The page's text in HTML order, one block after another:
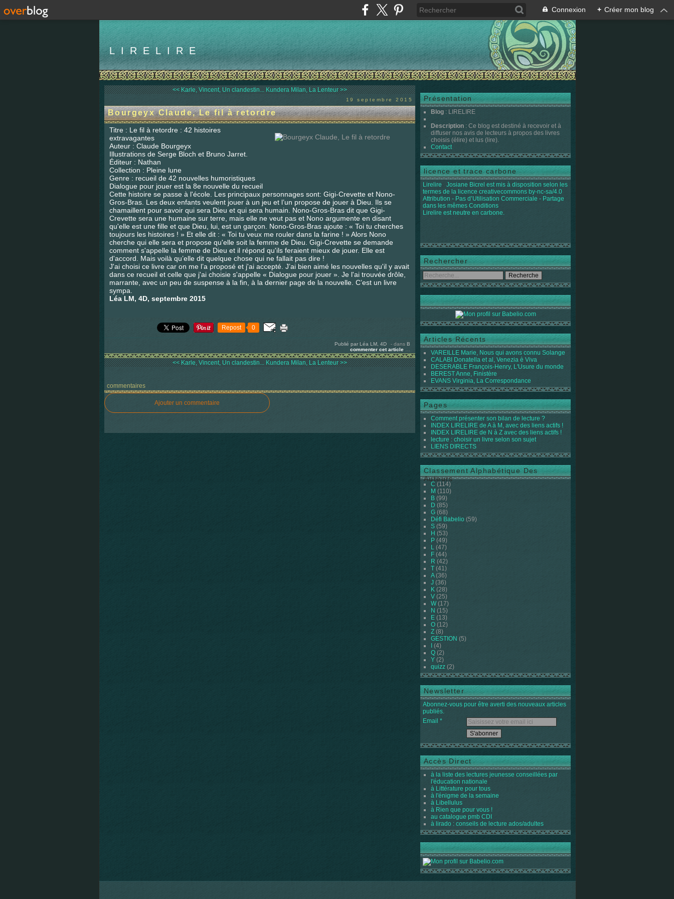
Connexion + Créer mon blog
LIRELIRE
<< Karle, Vincent, Un clandestin... Kundera Milan, La Lenteur >>
19 septembre 2015
Bourgeyx Claude, Le fil à retordre
Titre : Le fil à retordre : 42 histoires
extravagantes
Auteur : Claude Bourgeyx
Illustrations de Serge Bloch et Bruno Jarret.
Éditeur : Nathan
Collection : Pleine lune
Genre : recueil de 42 nouvelles humoristiques
Dialogue pour jouer est la 8e nouvelle du recueil
Cette histoire se passe à l'école. Les principaux personnages sont: Gigi-Crevette et Nono-
Gros-Bras. Les deux enfants veulent jouer à un jeu et l’un propose de jouer à Dieu. Ils se
chamaillent pour savoir qui sera Dieu et qui sera humain. Nono-Gros-Bras dit que Gigi-
Crevette sera une humaine sur terre, mais elle ne veut pas et Nono argumente en disant
qu'elle est une fille et que Dieu, lui, est un garçon. Nono-Gros-Bras ajoute : « Toi tu cherches
toujours les histoires ! » Et elle dit : « Toi tu veux me rouler dans la farine ! » Alors Nono
cherche qui elle sera et propose qu'elle soit la femme de Dieu. Gigi-Crevette se demande
comment s'appelle la femme de Dieu et il répond qu'ils feraient mieux de jouer. Elle est
d'accord. Mais voilà qu’elle dit quelque chose qui ne fallait pas dire !
J'ai choisi ce livre car on me l’a proposé et j'ai accepté. J’ai bien aimé les nouvelles qu'il y avait
dans ce recueil et celle que j'ai choisie s'appelle « Dialogue pour jouer ». Je l'ai trouvée drôle,
marrante, avec un peu de suspense à la fin, à la dernier page de la nouvelle. C’est un livre
sympa.
Léa LM, 4D, septembre 2015
Repost 0
Publié par Léa LM, 4D - dans B
commenter cet article
<< Karle, Vincent, Un clandestin... Kundera Milan, La Lenteur >>
commentaires
Ajouter un commentaire
Présentation
Blog : LIRELIRE
Description : Ce blog est destiné à recevoir et à
diffuser nos avis de lecteurs à propos des livres
choisis (élire) et lus (lire).
Contact
licence et trace carbone
Lirelire Josiane Bicrel est mis à disposition selon les
termes de la licence creativecommons by-nc-sa/4.0
Attribution - Pas d’Utilisation Commerciale - Partage
dans les mêmes Conditions
Lirelire est neutre en carbone.
Rechercher
Articles Récents
VAREILLE Marie, Nous qui avons connu Solange
CALABI Donatella et al, Venezia è Viva
DESERABLE François-Henry, L'Usure du monde
BEREST Anne, Finistère
EVANS Virginia, La Correspondance
Pages
Comment présenter son bilan de lecture ?
INDEX LIRELIRE de A à M, avec des liens actifs !
INDEX LIRELIRE de N à Z avec des liens actifs !
lecture : choisir un livre selon son sujet
LIENS DIRECTS
Classement Alphabétique Des
Auteurs
C (114)
M (110)
B (99)
D (85)
G (68)
Défi Babelio (59)
S (59)
H (53)
P (49)
L (47)
F (44)
R (42)
T (41)
A(36)
J (36)
K (28)
V (25)
W(17)
N (15)
E (13)
O (12)
Z (8)
GESTION (5)
(4)
Q (2)
Y (2)
quizz (2)
Newsletter
Abonnez-vous pour être averti des nouveaux articles
publiés.
Email
Accès Direct
à la liste des lectures jeunesse conseillées par
l'éducation nationale
à Littérature pour tous
à l'énigme de la semaine
à Libellulus
à Rien que pour vous !
au catalogue pmb CDI
à lirado : conseils de lecture ados/adultes